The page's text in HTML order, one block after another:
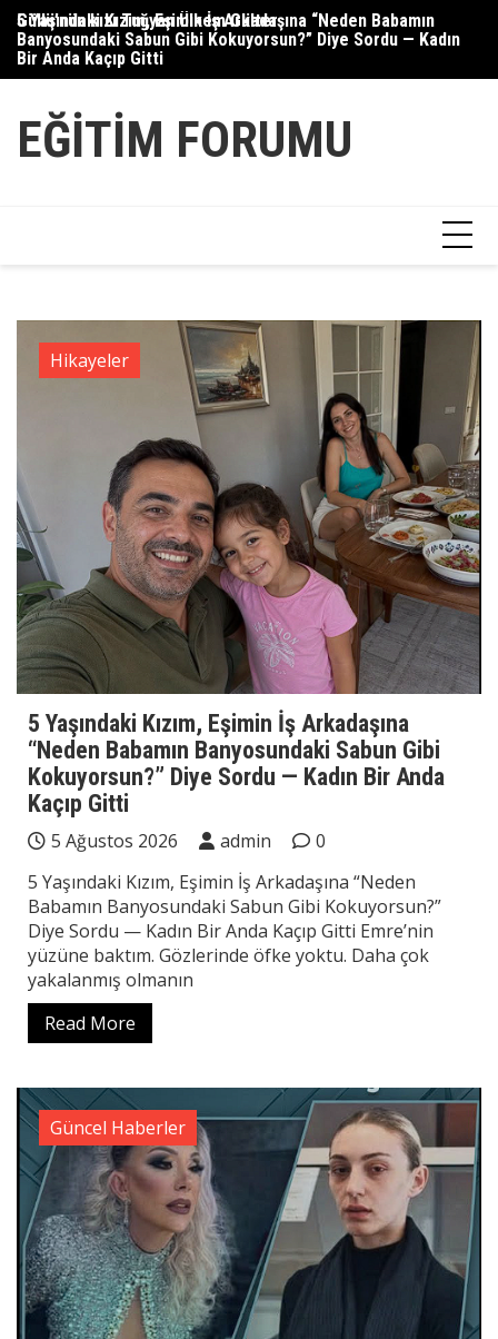
Skip
content
5 Yaşındaki Kızım, Eşimin İş Arkadaşına “Neden Babamın
Banyosundaki Sabun Gibi Kokuyorsun?” Diye Sordu — Kadın
Bir Anda Kaçıp Gitti
Güllü’nün kızı Tuğyan Ülkem Gülter
EĞITIM FORUMU
Hikayeler
5 Yaşındaki Kızım, Eşimin İş Arkadaşına
“Neden Babamın Banyosundaki Sabun Gibi
Kokuyorsun?” Diye Sordu — Kadın Bir Anda
Kaçıp Gitti
5 Ağustos 2026 admin
0
5 Yaşındaki Kızım, Eşimin İş Arkadaşına “Neden
Babamın Banyosundaki Sabun Gibi Kokuyorsun?”
Diye Sordu — Kadın Bir Anda Kaçıp Gitti Emre’nin
yüzüne baktım. Gözlerinde öfke yoktu. Daha çok
yakalanmış olmanın
Read More
Güncel Haberler